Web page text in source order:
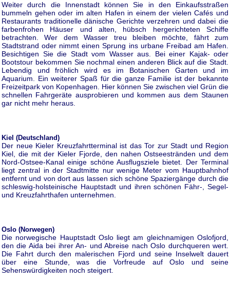
Weiter durch die Innenstadt können Sie in den Einkaufsstraßen
bummeln gehen oder im alten Hafen in einem der vielen Cafés und
Restaurants traditionelle dänische Gerichte verzehren und dabei die
farbenfrohen Häuser und alten, hübsch hergerichteten Schiffe
betrachten. Wer dem Wasser treu bleiben möchte, fährt zum
Stadtstrand oder nimmt einen Sprung ins urbane Freibad am Hafen.
Besichtigen Sie die Stadt vom Wasser aus. Bei einer Kajak- oder
Bootstour bekommen Sie nochmal einen anderen Blick auf die Stadt.
Lebendig und fröhlich wird es im Botanischen Garten und im
Aquarium. Ein weiterer Spaß für die ganze Familie ist der bekannte
Freizeitpark von Kopenhagen. Hier können Sie zwischen viel Grün die
schnellen Fahrgeräte ausprobieren und kommen aus dem Staunen
gar nicht mehr heraus.
Kiel (Deutschland)
Der neue Kieler Kreuzfahrtterminal ist das Tor zur Stadt und Region
Kiel, die mit der Kieler Fjorde, den nahen Ostseestränden und dem
Nord-Ostsee-Kanal einige schöne Ausflugsziele bietet. Der Terminal
liegt zentral in der Stadtmitte nur wenige Meter vom Hauptbahnhof
entfernt und von dort aus lassen sich schöne Spaziergänge durch die
schleswig-holsteinische Hauptstadt und ihren schönen Fähr-, Segel-
und Kreuzfahrthafen unternehmen.
Oslo (Norwegen)
Die norwegische Hauptstadt Oslo liegt am gleichnamigen Oslofjord,
den die Aida bei ihrer An- und Abreise nach Oslo durchqueren wert.
Die Fahrt durch den malerischen Fjord und seine Inselwelt dauert
über eine Stunde, was die Vorfreude auf Oslo und seine
Sehenswürdigkeiten noch steigert.